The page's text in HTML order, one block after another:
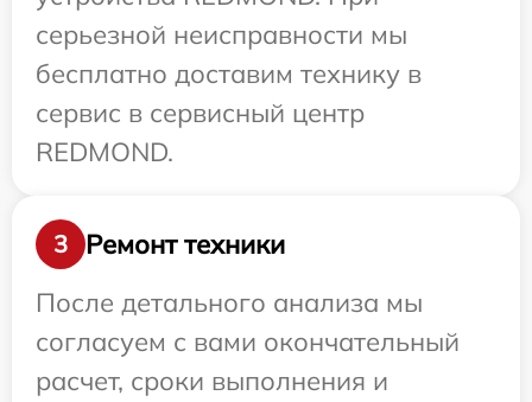
серьезной неисправности мы
бесплатно доставим технику в
сервис в сервисный центр
REDMOND.
3
Ремонт техники
После детального анализа мы
согласуем с вами окончательный
расчет, сроки выполнения и